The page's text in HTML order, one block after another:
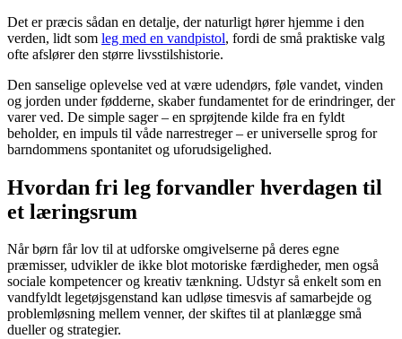
Det er præcis sådan en detalje, der naturligt hører hjemme i den
verden, lidt som leg med en vandpistol, fordi de små praktiske valg
ofte afslører den større livsstilshistorie.
Den sanselige oplevelse ved at være udendørs, føle vandet, vinden
og jorden under fødderne, skaber fundamentet for de erindringer, der
varer ved. De simple sager – en sprøjtende kilde fra en fyldt
beholder, en impuls til våde narrestreger – er universelle sprog for
barndommens spontanitet og uforudsigelighed.
Hvordan fri leg forvandler hverdagen til
et læringsrum
Når børn får lov til at udforske omgivelserne på deres egne
præmisser, udvikler de ikke blot motoriske færdigheder, men også
sociale kompetencer og kreativ tænkning. Udstyr så enkelt som en
vandfyldt legetøjsgenstand kan udløse timesvis af samarbejde og
problemløsning mellem venner, der skiftes til at planlægge små
dueller og strategier.